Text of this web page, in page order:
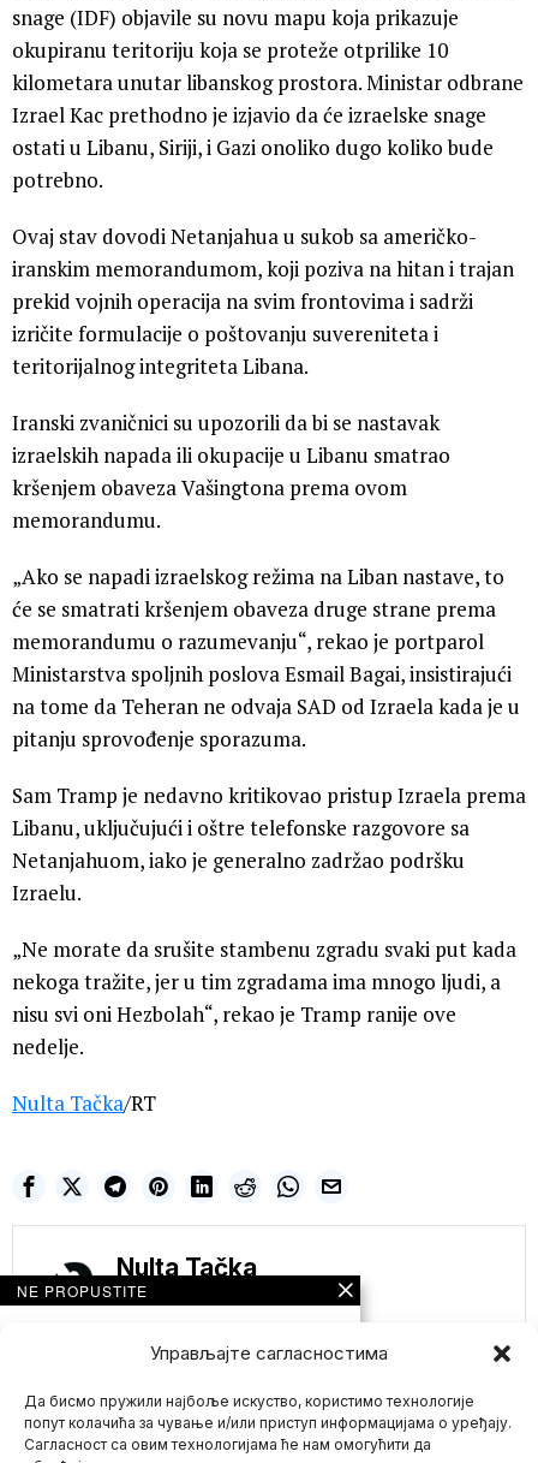
Управљајте сагласностима
Да бисмо пружили најбоље искуство, користимо технологије
попут колачића за чување и/или приступ информацијама о уређају.
Сагласност са овим технологијама ће нам омогућити да
snage (IDF) objavile su novu mapu koja prikazuje
okupiranu teritoriju koja se proteže otprilike 10
kilometara unutar libanskog prostora. Ministar odbrane
Izrael Kac prethodno je izjavio da će izraelske snage
ostati u Libanu, Siriji, i Gazi onoliko dugo koliko bude
potrebno.
Ovaj stav dovodi Netanjahua u sukob sa američko-
iranskim memorandumom, koji poziva na hitan i trajan
prekid vojnih operacija na svim frontovima i sadrži
izričite formulacije o poštovanju suvereniteta i
teritorijalnog integriteta Libana.
Iranski zvaničnici su upozorili da bi se nastavak
izraelskih napada ili okupacije u Libanu smatrao
kršenjem obaveza Vašingtona prema ovom
memorandumu.
„Ako se napadi izraelskog režima na Liban nastave, to
će se smatrati kršenjem obaveza druge strane prema
memorandumu o razumevanju“, rekao je portparol
Ministarstva spoljnih poslova Esmail Bagai, insistirajući
na tome da Teheran ne odvaja SAD od Izraela kada je u
pitanju sprovođenje sporazuma.
Sam Tramp je nedavno kritikovao pristup Izraela prema
Libanu, uključujući i oštre telefonske razgovore sa
Netanjahuom, iako je generalno zadržao podršku
Izraelu.
„Ne morate da srušite stambenu zgradu svaki put kada
nekoga tražite, jer u tim zgradama ima mnogo ljudi, a
nisu svi oni Hezbolah“, rekao je Tramp ranije ove
nedelje.
Nulta Tačka/RT
Nulta Tačka
NE PROPUSTITE
LUPOM ,,DARPA-e“!
IZVEŠTAJ GOVORI O
AGENCIJA
PRIKUPLJA PODATKE
KORISNIKA TVITERA
KOJI SU VAN SAD-a